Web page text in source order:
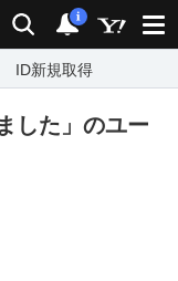
検索 通知
i
ID新規取得
した」のユー